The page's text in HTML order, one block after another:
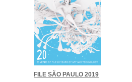
FILE SÃO PAULO 2019